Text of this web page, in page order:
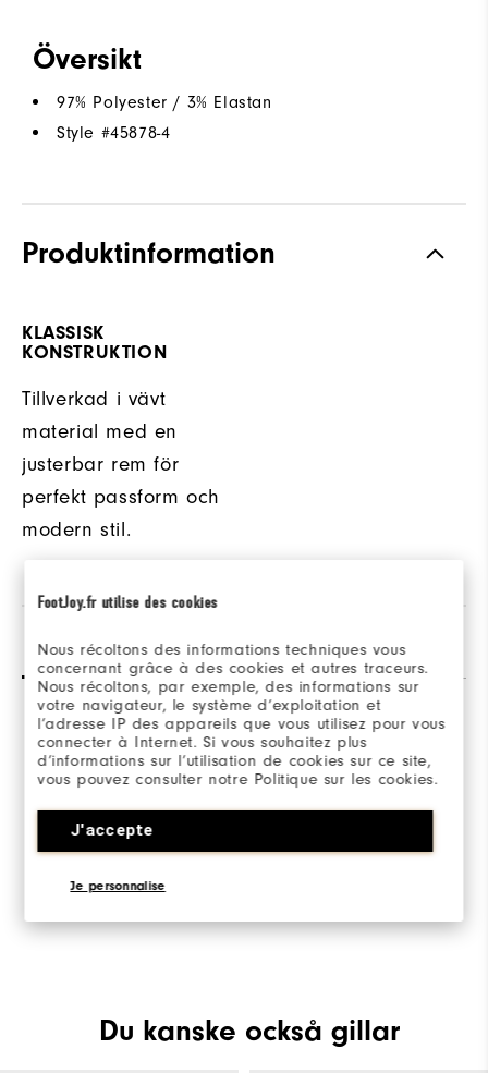
FootJoy.fr utilise des cookies
Nous récoltons des informations techniques vous
concernant grâce à des cookies et autres traceurs.
Nous récoltons, par exemple, des informations sur
votre navigateur, le système d’exploitation et
l’adresse IP des appareils que vous utilisez pour vous
connecter à Internet. Si vous souhaitez plus
d’informations sur l’utilisation de cookies sur ce site,
vous pouvez consulter notre Politique sur les cookies.
J'accepte
Je personnalise
Översikt
97% Polyester / 3% Elastan
Style #45878-4
Produktinformation
KLASSISK
KONSTRUKTION
Tillverkad i vävt
material med en
justerbar rem för
perfekt passform och
modern stil.
Recensioner Q&A
Be the first to review this product
Share your thoughts with other customers.
Du kanske också gillar